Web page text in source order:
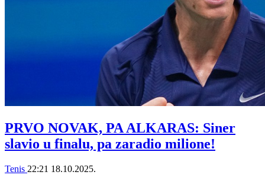
PRVO NOVAK, PA ALKARAS: Siner
slavio u finalu, pa zaradio milione!
Tenis 22:21 18.10.2025.